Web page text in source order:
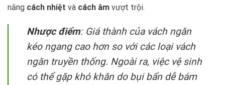
năng cách nhiệt và cách âm vượt trội.
Nhược điểm: Giá thành của vách ngăn
kéo ngang cao hơn so với các loại vách
ngăn truyền thống. Ngoài ra, việc vệ sinh
có thể gặp khó khăn do bụi bẩn dễ bám